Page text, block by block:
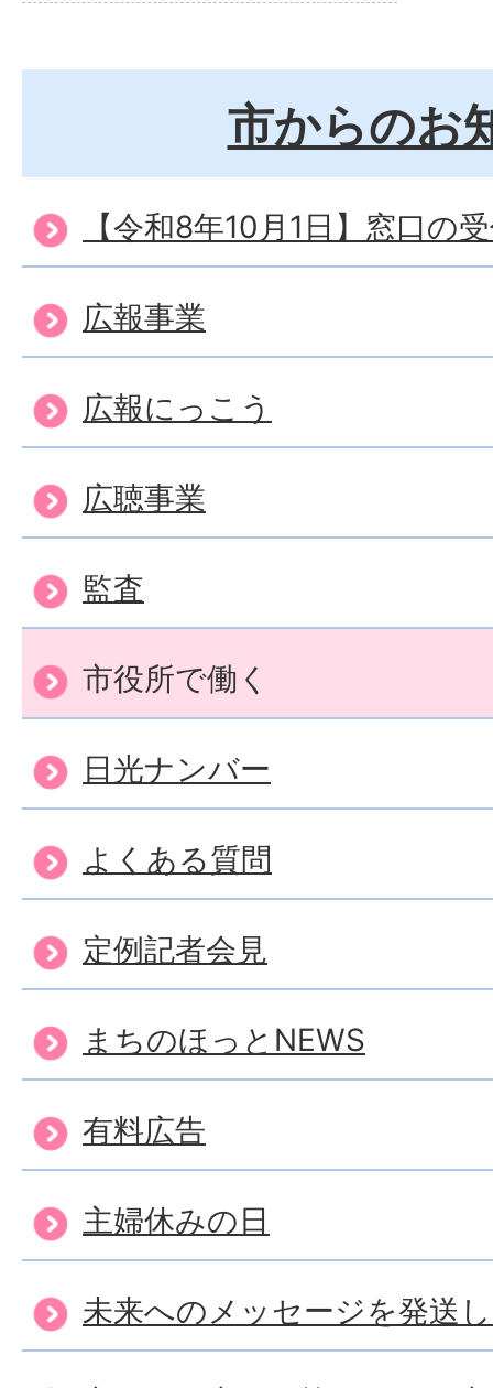
市からのお
【令和8年10月1日】窓口の
広報事業
広報にっこう
広聴事業
監査
市役所で働く
日光ナンバー
よくある質問
定例記者会見
まちのほっとNEWS
有料広告
主婦休みの日
未来へのメッセージを発送